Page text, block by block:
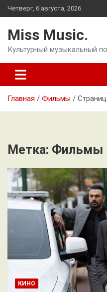
Перейти
к
Четверг, 6 августа, 2026
Miss Music.
Культурный музыкальный
Главная Фильмы
Метка: Фильмы
КИНО